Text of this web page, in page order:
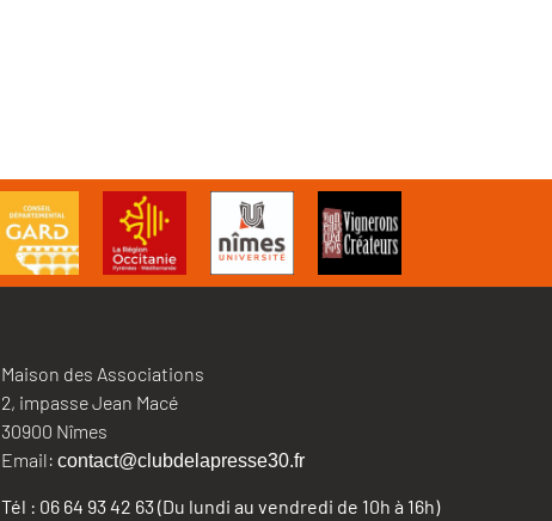
Maison des Associations
2, impasse Jean Macé
30900 Nîmes
Email: contact@clubdelapresse30.fr
Tél : 06 64 93 42 63 (Du lundi au vendredi de 10h à 16h)